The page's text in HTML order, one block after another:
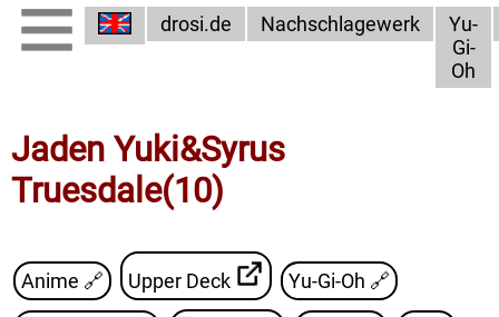
drosi.de Nachschlagewerk
Yu-
Gi-
Oh
Jaden Yuki&Syrus
Truesdale(10)
Anime 🔗 Upper Deck Yu-Gi-Oh 🔗